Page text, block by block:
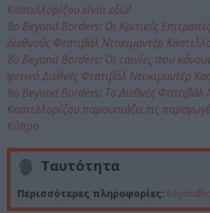
Καστελλορίζου είναι εδώ!
8ο Beyond Borders: Οι Κριτικές
Διεθνούς Φεστιβάλ Ντοκιμαντέρ
8ο Beyond Borders: Οι ταινίες που
φετινό Διεθνές Φεστιβάλ Ντοκιμαντέρ
8ο Beyond Borders: Το Διεθνές Φεστιβάλ
Καστελλορίζου παρουσιάζει τις
Κύπρο
Ταυτότητα
Περισσότερες πληροφορίες: